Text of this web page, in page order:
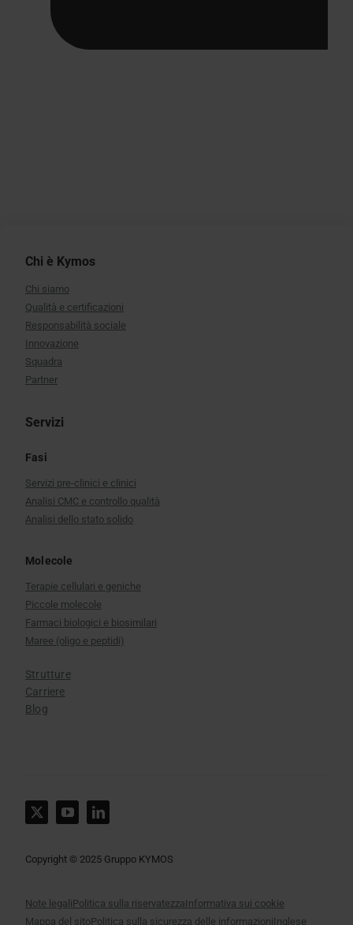
Chi è Kymos
Chi siamo
Qualità e certificazioni
Responsabilità sociale
Innovazione
Squadra
Partner
Servizi
Fasi
Servizi pre-clinici e clinici
Analisi CMC e controllo qualità
Analisi dello stato solido
Molecole
Terapie cellulari e geniche
Piccole molecole
Farmaci biologici e biosimilari
Maree (oligo e peptidi)
Strutture
Carriere
Blog
Copyright © 2025 Gruppo KYMOS
Note legaliPolitica sulla riservatezzaInformativa sui cookie
Mappa del sitoPolitica sulla sicurezza delle informazioniInglese